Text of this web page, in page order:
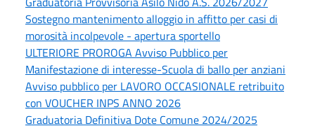
Sostegno mantenimento alloggio in affitto per casi di
morosità incolpevole - apertura sportello
ULTERIORE PROROGA Avviso Pubblico per
Manifestazione di interesse-Scuola di ballo per anziani
Avviso pubblico per LAVORO OCCASIONALE retribuito
con VOUCHER INPS ANNO 2026
Graduatoria Definitiva Dote Comune 2024/2025